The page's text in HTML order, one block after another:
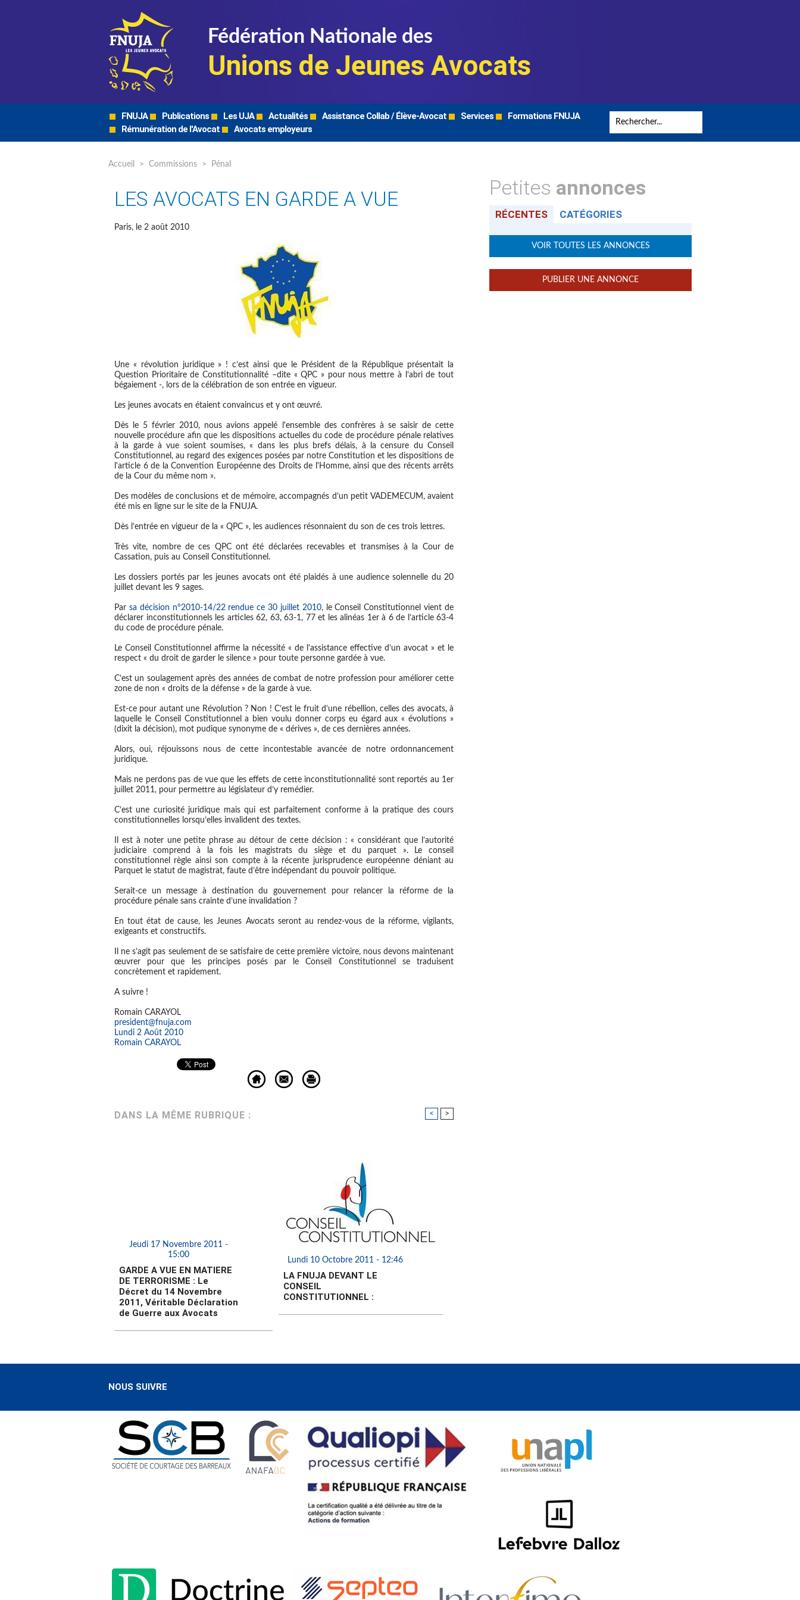
Fédération Nationale des
Unions de Jeunes Avocats
FNUJA Publications Les UJA Actualités Assistance Collab / Élève-Avocat Services
Formations FNUJA
Rémunération de l'Avocat
Avocats employeurs
Accueil > Commissions > Pénal
LES AVOCATS EN GARDE A VUE
Paris, le 2 août 2010
Une « révolution juridique » ! c’est ainsi que le Président de la République présentait la
Question Prioritaire de Constitutionnalité –dite « QPC » pour nous mettre à l’abri de tout
bégaiement -, lors de la célébration de son entrée en vigueur.
Les jeunes avocats en étaient convaincus et y ont œuvré.
Dès le 5 février 2010, nous avions appelé l'ensemble des confrères à se saisir de cette
nouvelle procédure afin que les dispositions actuelles du code de procédure pénale relatives
à la garde à vue soient soumises, « dans les plus brefs délais, à la censure du Conseil
Constitutionnel, au regard des exigences posées par notre Constitution et les dispositions de
l'article 6 de la Convention Européenne des Droits de l'Homme, ainsi que des récents arrêts
de la Cour du même nom ».
Des modèles de conclusions et de mémoire, accompagnés d’un petit VADEMECUM, avaient
été mis en ligne sur le site de la FNUJA.
Dès l’entrée en vigueur de la « QPC », les audiences résonnaient du son de ces trois lettres.
Très vite, nombre de ces QPC ont été déclarées recevables et transmises à la Cour de
Cassation, puis au Conseil Constitutionnel.
Les dossiers portés par les jeunes avocats ont été plaidés à une audience solennelle du 20
juillet devant les 9 sages.
Par sa décision n°2010-14/22 rendue ce 30 juillet 2010, le Conseil Constitutionnel vient de
déclarer inconstitutionnels les articles 62, 63, 63-1, 77 et les alinéas 1er à 6 de l’article 63-4
du code de procédure pénale.
Le Conseil Constitutionnel affirme la nécessité « de l’assistance effective d’un avocat » et le
respect « du droit de garder le silence » pour toute personne gardée à vue.
C’est un soulagement après des années de combat de notre profession pour améliorer cette
zone de non « droits de la défense » de la garde à vue.
Est-ce pour autant une Révolution ? Non ! C’est le fruit d’une rébellion, celles des avocats, à
laquelle le Conseil Constitutionnel a bien voulu donner corps eu égard aux « évolutions »
(dixit la décision), mot pudique synonyme de « dérives », de ces dernières années.
Alors, oui, réjouissons nous de cette incontestable avancée de notre ordonnancement
juridique.
Mais ne perdons pas de vue que les effets de cette inconstitutionnalité sont reportés au 1er
juillet 2011, pour permettre au législateur d’y remédier.
C’est une curiosité juridique mais qui est parfaitement conforme à la pratique des cours
constitutionnelles lorsqu’elles invalident des textes.
Il est à noter une petite phrase au détour de cette décision : « considérant que l’autorité
judiciaire comprend à la fois les magistrats du siège et du parquet ». Le conseil
constitutionnel règle ainsi son compte à la récente jurisprudence européenne déniant au
Parquet le statut de magistrat, faute d’être indépendant du pouvoir politique.
Serait-ce un message à destination du gouvernement pour relancer la réforme de la
procédure pénale sans crainte d’une invalidation ?
En tout état de cause,les Jeunes Avocats seront au rendez-vous de la réforme, vigilants,
exigeants et constructifs.
Il ne s’agit pas seulement de se satisfaire de cette première victoire, nous devons maintenant
œuvrer pour que les principes posés par le Conseil Constitutionnel se traduisent
concrètement et rapidement.
A suivre !
Romain CARAYOL
president@fnuja.com
Lundi 2 Août 2010
Romain CARAYOL
DANS LA MÊME RUBRIQUE : < >
Jeudi 17 Novembre 2011 -
15:00
GARDE A VUE EN MATIERE
DE TERRORISME : Le
Décret du 14 Novembre
2011, Véritable Déclaration
de Guerre aux Avocats
Lundi 10 Octobre 2011 - 12:46
LA FNUJA DEVANT LE
CONSEIL
CONSTITUTIONNEL :
Petites annonces
RÉCENTES CATÉGORIES
VOIR TOUTES LES ANNONCES
PUBLIER UNE ANNONCE
NOUS SUIVRE